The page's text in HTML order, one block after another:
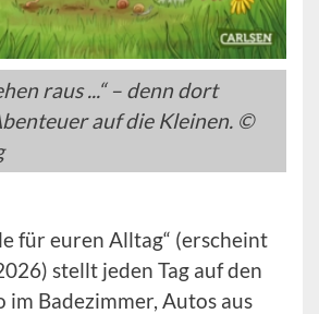
raus ...“ – denn dort
auf die Kleinen. ©
für euren Alltag“ (erscheint
stellt jeden Tag auf den
im Badezimmer, Autos aus